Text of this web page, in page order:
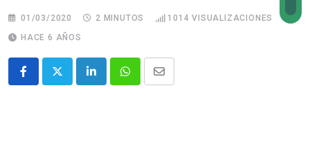
01/03/2020 2 MINUTOS 1014 VISUALIZACIONES
HACE 6 AÑOS